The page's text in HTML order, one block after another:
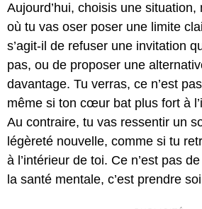
Aujourd’hui, choisis une
où tu vas oser poser une limite
s’agit-il de refuser une invitation
pas, ou de proposer une
davantage. Tu verras, ce n’est
même si ton cœur bat plus fort à
Au contraire, tu vas ressentir un
légèreté nouvelle, comme si tu
à l’intérieur de toi. Ce n’est pas
la santé mentale, c’est prendre